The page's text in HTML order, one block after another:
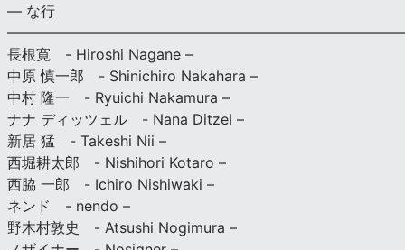
— な行
長根寛 - Hiroshi Nagane –
中原 慎一郎 - Shinichiro Nakahara –
中村 隆一 - Ryuichi Nakamura –
ナナ ディッツェル - Nana Ditzel –
新居 猛 - Takeshi Nii –
西堀耕太郎 - Nishihori Kotaro –
西脇 一郎 - Ichiro Nishiwaki –
ネンド - nendo –
野木村敦史 - Atsushi Nogimura –